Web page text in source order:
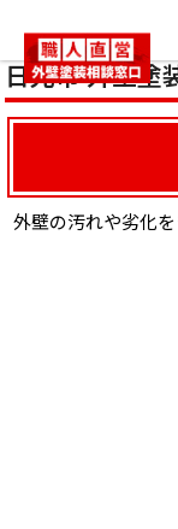
日光市 外壁塗
外壁の汚れや劣化